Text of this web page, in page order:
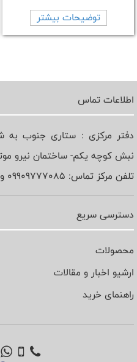
توضیحات بیشتر
اطلاعات تماس
دفتر مرکزی : ستاری جنوب به
نبش کوچه یکم- ساختمان نیرو موتور-
تلفن مرکز تماس: 09909777085 و 02144385483
دسترسی سریع
محصولات
ارشیو اخبار و مقالات
راهنمای خرید